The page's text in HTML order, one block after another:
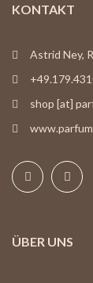
KONTAKT
Astrid Ney,
shop [at]
ÜBER UNS